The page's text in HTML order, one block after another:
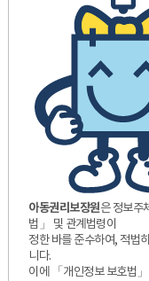
아동권리보장원은 정보주
법」 및 관계법령이
정한 바를 준수하여, 적법
니다.
이에 「개인정보 보호법